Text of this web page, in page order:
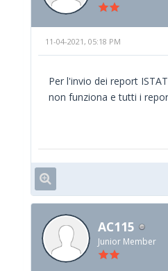
11-04-2021, 05:18 PM
Per l'invio dei report
non funziona e tutti i
AC115
Junior Member